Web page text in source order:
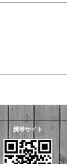
携帯サイト